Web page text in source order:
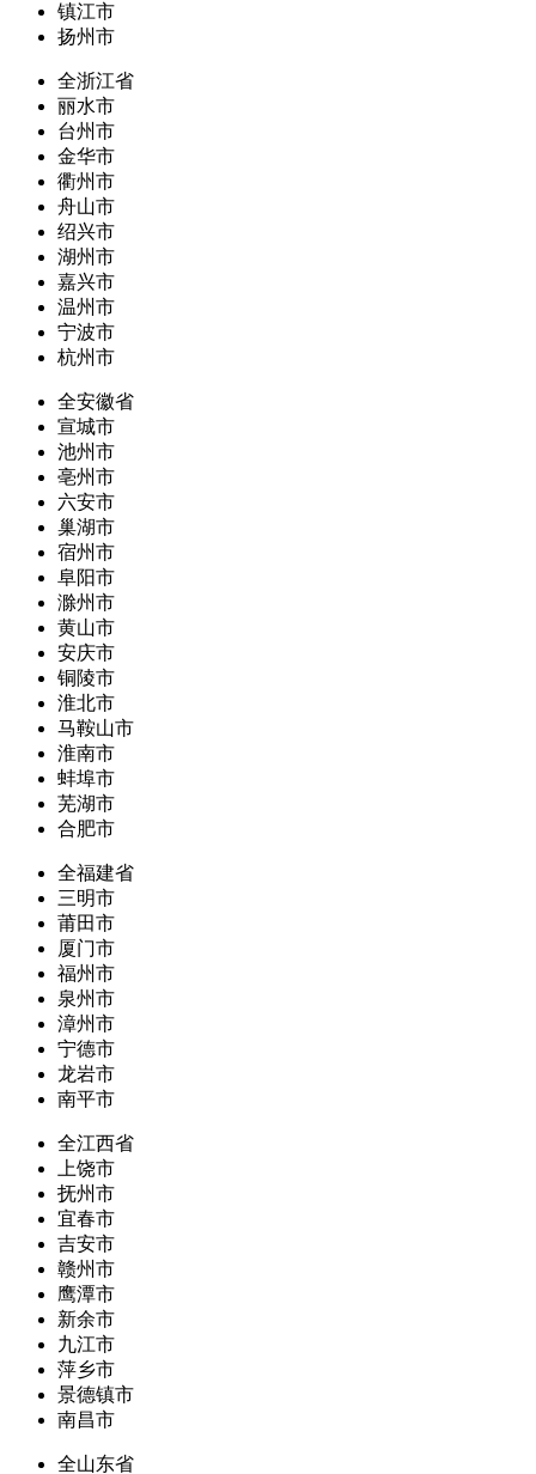
镇江市
扬州市
全浙江省
丽水市
台州市
金华市
衢州市
舟山市
绍兴市
湖州市
嘉兴市
温州市
宁波市
杭州市
全安徽省
宣城市
池州市
亳州市
六安市
巢湖市
宿州市
阜阳市
滁州市
黄山市
安庆市
铜陵市
淮北市
马鞍山市
淮南市
蚌埠市
芜湖市
合肥市
全福建省
三明市
莆田市
厦门市
福州市
泉州市
漳州市
宁德市
龙岩市
南平市
全江西省
上饶市
抚州市
宜春市
吉安市
赣州市
鹰潭市
新余市
九江市
萍乡市
景德镇市
南昌市
全山东省